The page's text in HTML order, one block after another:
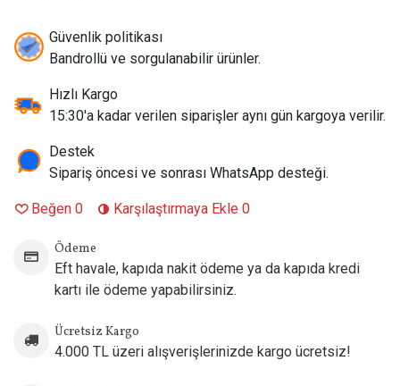
Maksimum Çıkış Gücü:
Kartuş Uyumluluğu:Tüm XROS Pod Serisi
Hava Akışı:VENTURI Ayarlanabilir Airflow
Likit Dolum Sistemi:Üstten Dolum (Top Fill)
Şarj Girişi:USB Type-C 3A Hızlı Şarj
Ekran:0.88" TFT Renkli Akıllı Ekran
Boyut:122 × 24.5 × 14.5 mm
Orijinallik:%100 Orijinal Ürün
Kutu İçeriği
1 × Vaporesso XROS 6 Cihaz
1 × Vaporesso XROS Series 0.6Ω Mesh Pod (Takılı)
1 × Vaporesso XROS Series 0.8Ω Mesh Pod
Güvenlik politikası
Bandrollü ve sorgulanabilir ürünler.
Hızlı Kargo
15:30'a kadar verilen siparişler aynı gün kargoya verilir.
Destek
Sipariş öncesi ve sonrası WhatsApp desteği.
Beğen 0 Karşılaştırmaya Ekle 0
Ödeme
Eft havale, kapıda nakit ödeme ya da kapıda kredi
kartı ile ödeme yapabilirsiniz.
Ücretsiz Kargo
4.000 TL üzeri alışverişlerinizde kargo ücretsiz!